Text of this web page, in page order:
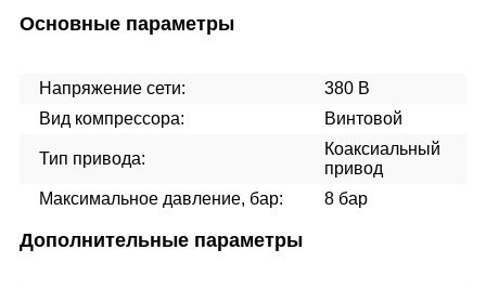
Основные параметры
Напряжение сети:
380 В
Вид компрессора:
Винтовой
Тип привода:
Коаксиальный
привод
Максимальное давление, бар:
8 бар
Дополнительные параметры